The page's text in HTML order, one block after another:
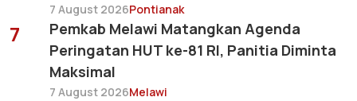
7 August 2026Pontianak
7
Pemkab Melawi Matangkan Agenda
Peringatan HUT ke-81 RI, Panitia Diminta
Maksimal
7 August 2026Melawi